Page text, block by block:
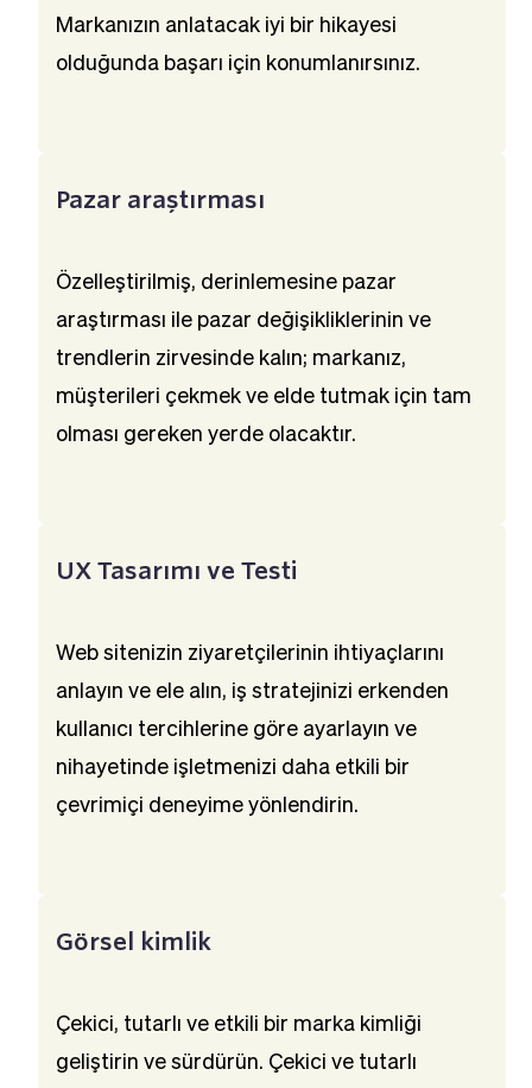
Markanızın anlatacak iyi bir hikayesi
olduğunda başarı için konumlanırsınız.
Pazar araştırması
Özelleştirilmiş, derinlemesine pazar
araştırması ile pazar değişikliklerinin ve
trendlerin zirvesinde kalın; markanız,
müşterileri çekmek ve elde tutmak için tam
olması gereken yerde olacaktır.
UX Tasarımı ve Testi
Web sitenizin ziyaretçilerinin ihtiyaçlarını
anlayın ve ele alın, iş stratejinizi erkenden
kullanıcı tercihlerine göre ayarlayın ve
nihayetinde işletmenizi daha etkili bir
çevrimiçi deneyime yönlendirin.
Görsel kimlik
Çekici, tutarlı ve etkili bir marka kimliği
geliştirin ve sürdürün. Çekici ve tutarlı